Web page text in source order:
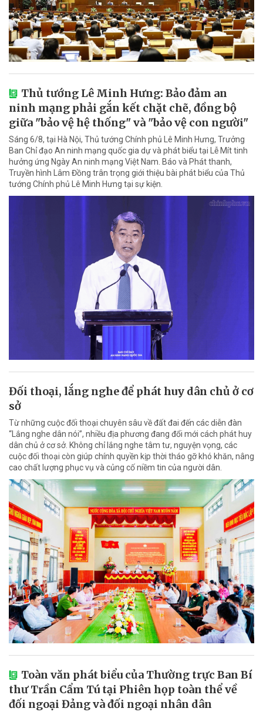
Thủ tướng Lê Minh Hưng: Bảo đảm an
ninh mạng phải gắn kết chặt chẽ, đồng bộ
giữa "bảo vệ hệ thống" và "bảo vệ con người"
Sáng 6/8, tại Hà Nội, Thủ tướng Chính phủ Lê Minh Hưng, Trưởng
Ban Chỉ đạo An ninh mạng quốc gia dự và phát biểu tại Lễ Mít tinh
hưởng ứng Ngày An ninh mạng Việt Nam. Báo và Phát thanh,
Truyền hình Lâm Đồng trân trọng giới thiệu bài phát biểu của Thủ
tướng Chính phủ Lê Minh Hưng tại sự kiện.
Đối thoại, lắng nghe để phát huy dân chủ ở cơ
sở
Từ những cuộc đối thoại chuyên sâu về đất đai đến các diễn đàn
“Lắng nghe dân nói”, nhiều địa phương đang đổi mới cách phát huy
dân chủ ở cơ sở. Không chỉ lắng nghe tâm tư, nguyện vọng, các
cuộc đối thoại còn giúp chính quyền kịp thời tháo gỡ khó khăn, nâng
cao chất lượng phục vụ và củng cố niềm tin của người dân.
Toàn văn phát biểu của Thường trực Ban Bí
thư Trần Cẩm Tú tại Phiên họp toàn thể về
đối ngoại Đảng và đối ngoại nhân dân